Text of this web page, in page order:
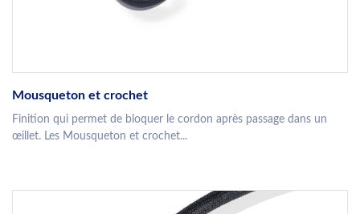
Mousqueton et crochet
Finition qui permet de bloquer le cordon après passage dans un
œillet. Les Mousqueton et crochet...